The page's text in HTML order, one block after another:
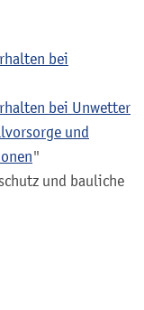
bei
bei Unwetter
und
"
und bauliche